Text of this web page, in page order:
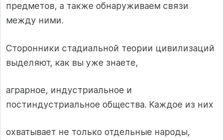
предметов, а также обнаруживаем связи
между ними.
Сторонники стадиальной теории цивилизаций
выделяют, как вы уже знаете,
аграрное, индустриальное и
постиндустриальное общества. Каждое из них
охватывает не только отдельные народы,